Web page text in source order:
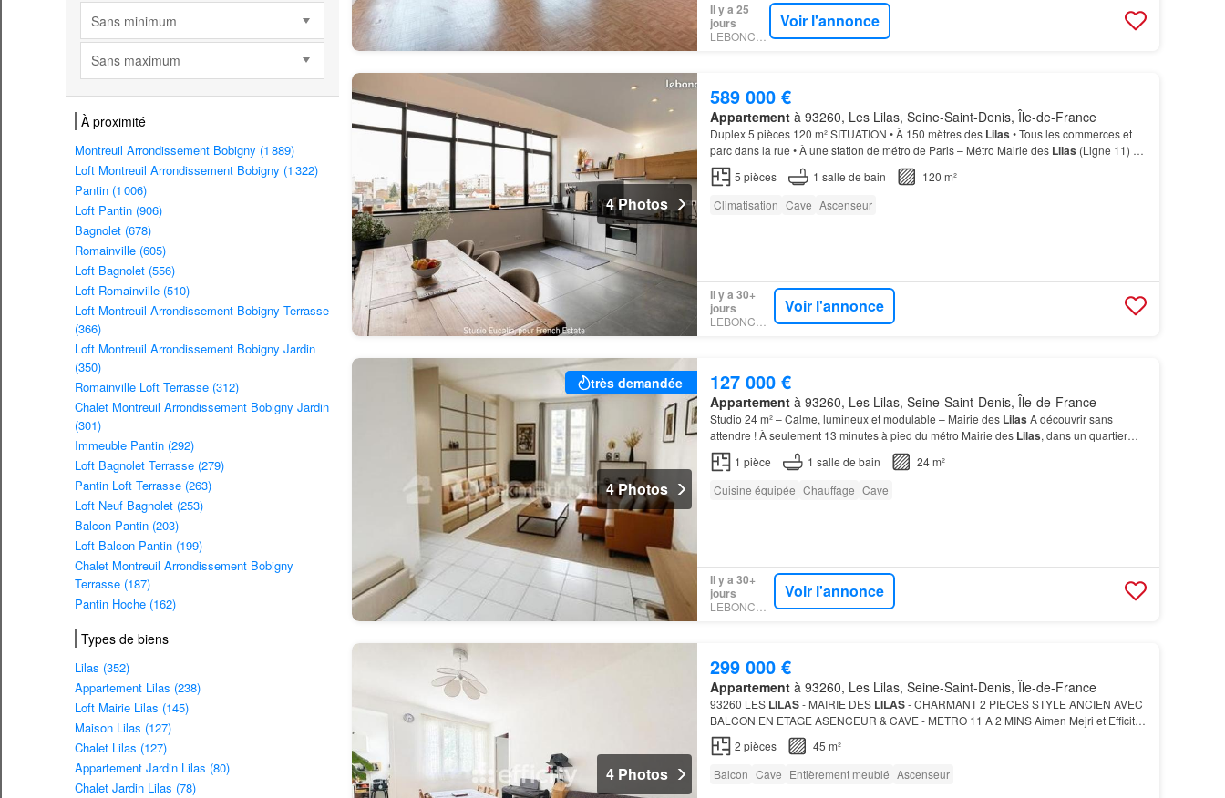
Sans minimum
Sans maximum
À proximité
Montreuil Arrondissement Bobigny (1 889)
Loft Montreuil Arrondissement Bobigny (1 322)
Pantin (1 006)
Loft Pantin (906)
Bagnolet (678)
Romainville (605)
Loft Bagnolet (556)
Loft Romainville (510)
Loft Montreuil Arrondissement Bobigny Terrasse
(366)
Loft Montreuil Arrondissement Bobigny Jardin
(350)
Romainville Loft Terrasse (312)
Chalet Montreuil Arrondissement Bobigny Jardin
(301)
Immeuble Pantin (292)
Loft Bagnolet Terrasse (279)
Pantin Loft Terrasse (263)
Loft Neuf Bagnolet (253)
Balcon Pantin (203)
Loft Balcon Pantin (199)
Chalet Montreuil Arrondissement Bobigny
Terrasse (187)
Pantin Hoche (162)
Types de biens
Lilas (352)
Appartement Lilas (238)
Loft Mairie Lilas (145)
Maison Lilas (127)
Chalet Lilas (127)
Appartement Jardin Lilas (80)
Chalet Jardin Lilas (78)
Il y a 25
jours
LEBONCOIN
Voir l'annonce
4 Photos
589 000 €
Appartementà 93260, Les Lilas, Seine-Saint-Denis, Île-de-France
Duplex 5 pièces 120 m² SITUATION • À 150 mètres des Lilas • Tous les commerces et
parc dans la rue • À une station de métro de Paris – Métro Mairie des Lilas (Ligne 11) à
10 minutes à pied LES PLUS • 3ème et dernier étage ave…
5 pièces 1 salle de bain
120 m²
Climatisation Cave Ascenseur
Il y a 30+
jours
LEBONCOIN
Voir l'annonce
très demandée
4 Photos
127 000 €
Appartementà 93260, Les Lilas, Seine-Saint-Denis, Île-de-France
Studio 24 m² – Calme, lumineux et modulable – Mairie des Lilas À découvrir sans
attendre ! À seulement 13 minutes à pied du métro Mairie des Lilas, dans un quartier
vivant, agréable et très bien desservi.…
1 pièce 1 salle de bain
24 m²
Cuisine équipée Chauffage Cave
Il y a 30+
jours
LEBONCOIN
Voir l'annonce
4 Photos
299 000 €
Appartementà 93260, Les Lilas, Seine-Saint-Denis, Île-de-France
93260 LES LILAS- MAIRIE DES LILAS- CHARMANT 2 PIECES STYLE ANCIEN AVEC
BALCON EN ETAGE ASENCEUR & CAVE - METRO 11 A 2 MINS Aimen Mejri et Efficity,
l'agence votre bien en ligne, vous proposent cette nouveauté idéale pour un…
2 pièces
45 m²
Balcon Cave Entièrement meublé Ascenseur